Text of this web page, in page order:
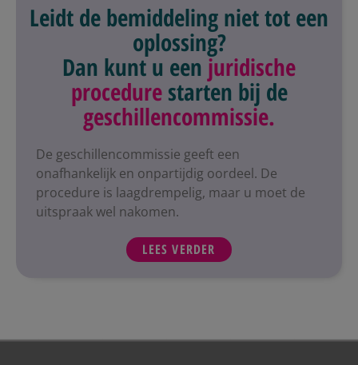
Leidt de bemiddeling niet tot een
oplossing?
Dan kunt u een juridische
procedure starten bij de
geschillencommissie.
De geschillencommissie geeft een
onafhankelijk en onpartijdig oordeel. De
procedure is laagdrempelig, maar u moet de
uitspraak wel nakomen.
LEES VERDER